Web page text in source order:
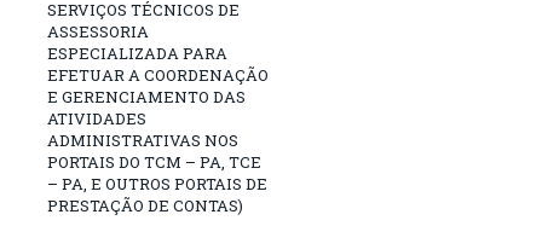
SERVIÇOS TÉCNICOS DE
ASSESSORIA
ESPECIALIZADA PARA
EFETUAR A COORDENAÇÃO
E GERENCIAMENTO DAS
ATIVIDADES
ADMINISTRATIVAS NOS
PORTAIS DO TCM – PA, TCE
– PA, E OUTROS PORTAIS DE
PRESTAÇÃO DE CONTAS)